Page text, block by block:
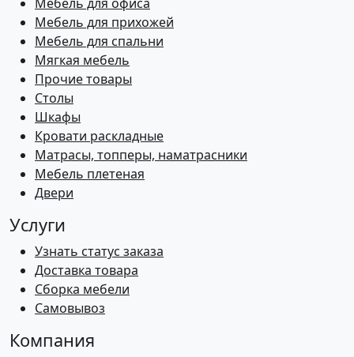
Мебель для прихожей
Мебель для спальни
Мягкая мебель
Прочие товары
Столы
Шкафы
Кровати раскладные
Матрасы, топперы, наматрасники
Мебель плетеная
Двери
Услуги
Узнать статус заказа
Доставка товара
Сборка мебели
Самовывоз
Компания